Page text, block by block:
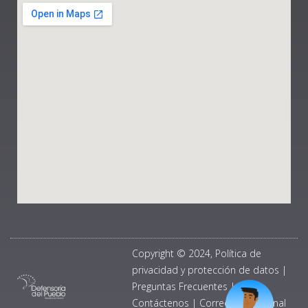
Copyright © 2024, Política de
privacidad y protección de datos |
Preguntas Frecuentes |
Contáctenos | Correo Institucional